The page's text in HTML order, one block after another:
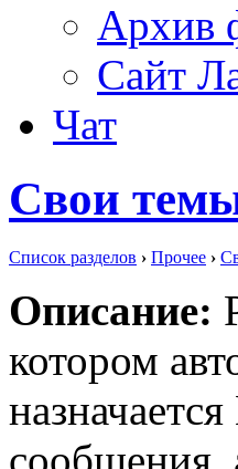
Архив
Сайт
Чат
Свои
Список разделов › Прочее ›
Описание:
котором